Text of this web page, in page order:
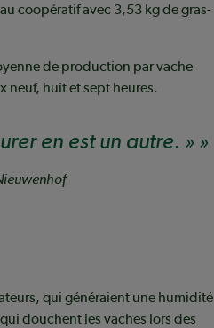
coopératif avec 3,53 kg de gras-
de production par vache
neuf, huit et sept heures.
en est un autre. »
qui généraient une humidité
douchent les vaches lors des